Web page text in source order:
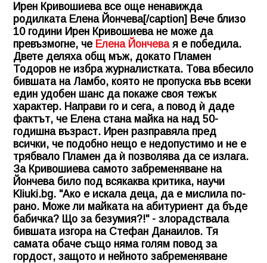
Ирен Кривошиева все още ненавижда
родилката Елена Йончева[/caption] Вече близо
10 години Ирен Кривошиева не може да
превъзмогне, че Елена Йончевая е победила.
Двете деляха общ мъж, докато Пламен
Тодоров не избра журналистката. Това вбесило
бившата на Ламбо, която не пропуска във всеки
един удобен шанс да покаже своя тежък
характер. Направи го и сега, а повод ѝ даде
фактът, че Елена стана майка на над 50-
годишна възраст. Ирен разправяла пред
всички, че подобно нещо е недопустимо и не е
трябвало Пламен да ѝ позволява да се излага.
За Кривошиева самото забременяване на
Йончева било под всякаква критика, научи
Kliuki.bg. "Ако е искала деца, да е мислила по-
рано. Може ли майката на абитуриент да бъде
бабичка? Що за безумия?!" - злорадствала
бившата изгора на Стефан Данаилов. Тя
самата обаче също няма голям повод за
гордост, защото и нейното забременяване